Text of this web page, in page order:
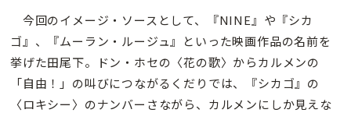
今回のイメージ・ソースとして、『NINE』や『シカ
ゴ』、『ムーラン・ルージュ』といった映画作品の名前を
挙げた田尾下。ドン・ホセの〈花の歌〉からカルメンの
「自由！」の叫びにつながるくだりでは、『シカゴ』の
〈ロキシー〉のナンバーさながら、カルメンにしか見えな